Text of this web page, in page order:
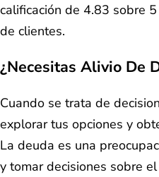
calificación de 4.83 sobre
de clientes.
¿Necesitas Alivio De
Cuando se trata de
explorar tus opciones y
La deuda es una
y tomar decisiones sobre